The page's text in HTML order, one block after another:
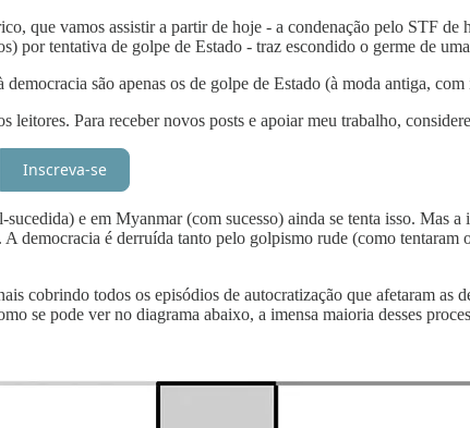
que vamos assistir a partir de hoje - a condenação pelo STF
por tentativa de golpe de Estado - traz escondido o germe de
democracia são apenas os de golpe de Estado (à moda antiga,
leitores. Para receber novos posts e apoiar meu trabalho,
Inscreva-se
e em Myanmar (com sucesso) ainda se tenta isso. Mas
democracia é derruída tanto pelo golpismo rude (como
cobrindo todos os episódios de autocratização que afetaram as
se pode ver no diagrama abaixo, a imensa maioria desses